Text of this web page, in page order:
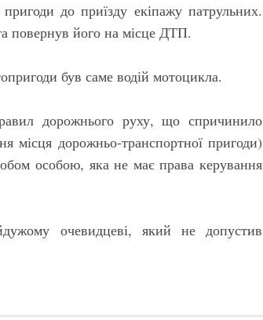
до приїзду екіпажу патрульних.
повернув його на місце ДТП.
був саме водій мотоцикла.
дорожнього руху, що спричинило
місця дорожньо-транспортної пригоди)
особою, яка не має права керування
очевидцеві, який не допустив